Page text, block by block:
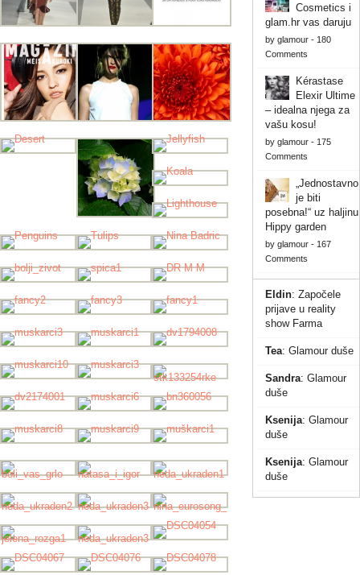
Cosmetics i
glam.hr vas daruju
by glamour- 180
Comments
Kérastase
Elexir Ultime
– idealna njega za
vašu kosu!
by glamour- 175
Comments
„Jednostavno
je biti
posebna!“ uz haljinu
Hippy garden
by glamour- 167
Comments
Eldin: Započele
prijave u reality
show Farma
Tea: Glamour duše
Sandra: Glamour
duše
Ksenija: Glamour
duše
Ksenija: Glamour
duše